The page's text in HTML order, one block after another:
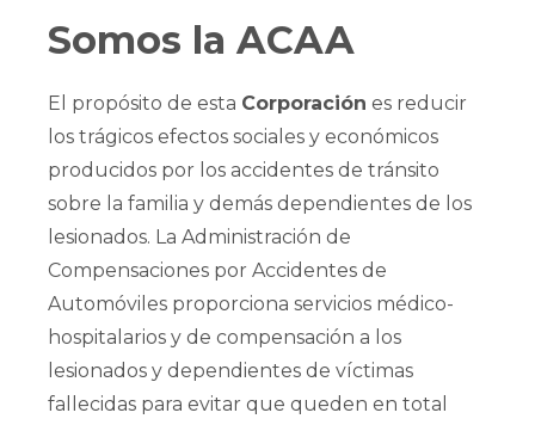
Somos la ACAA
El propósito de esta Corporación es reducir
los trágicos efectos sociales y económicos
producidos por los accidentes de tránsito
sobre la familia y demás dependientes de los
lesionados. La Administración de
Compensaciones por Accidentes de
Automóviles proporciona servicios médico-
hospitalarios y de compensación a los
lesionados y dependientes de víctimas
fallecidas para evitar que queden en total